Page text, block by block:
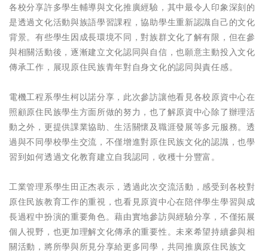
各校分享許多學生輔導與文化推廣經驗，其中最令人印象深刻的
是透過文化活動與族語學習課程，協助學生重新認識自己的文化
背景。有些學生因成長環境不同，對族群文化了解有限，但在參
與相關活動後，逐漸建立文化認同與自信，也願意主動投入文化
傳承工作，展現原住民族青年對自身文化的認同與責任感。
電機工程系學生柯以諾分享，此次參訪讓他看見各校原資中心在
照顧原住民族學生方面所做的努力，也了解原資中心除了辦理活
動之外，更提供課業協助、生活關懷及職涯發展等多元服務。透
過與不同學校學生交流，不僅增進對原住民族文化的認識，也學
習到如何透過文化教育建立自我認同，收穫十分豐富。
工業管理系學生田正杰表示，透過此次交流活動，感受到各校對
原住民族教育工作的重視，也看見原資中心在陪伴學生學習與成
長過程中扮演的重要角色。藉由實地參訪與經驗分享，不僅拓展
個人視野，也更加理解文化傳承的重要性。未來希望持續參與相
關活動，將所學與所見分享給更多同學，共同推廣原住民族文